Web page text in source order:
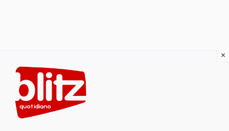
content
×